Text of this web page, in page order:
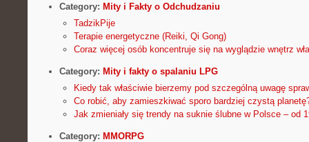
Category: Mity i Fakty o Odchudzaniu
TadzikPije
Terapie energetyczne (Reiki, Qi Gong)
Coraz więcej osób koncentruje się na wyglądzie wnętrz
Category: Mity i fakty o spalaniu LPG
Kiedy tak właściwie bierzemy pod szczególną uwagę
Co robić, aby zamieszkiwać sporo bardziej czystą
Jak zmieniały się trendy na suknie ślubne w Polsce – od
Category: MMORPG